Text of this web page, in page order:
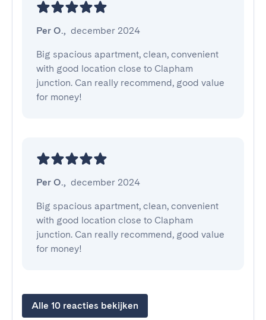
Per O., december 2024
Big spacious apartment, clean, convenient
with good location close to Clapham
junction. Can really recommend, good value
for money!
Per O., december 2024
Big spacious apartment, clean, convenient
with good location close to Clapham
junction. Can really recommend, good value
for money!
Alle 10 reacties bekijken